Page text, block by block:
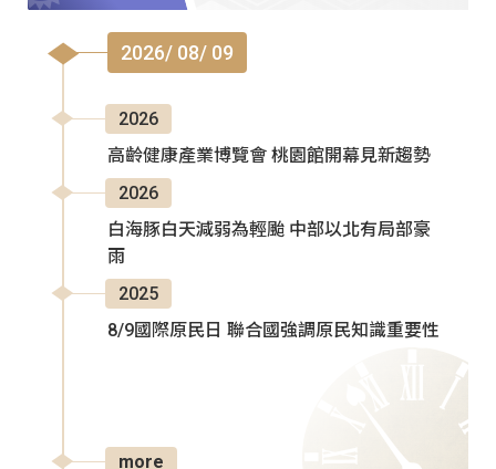
2026/ 08/ 09
2026
高齡健康產業博覽會 桃園館開幕見新趨勢
2026
白海豚白天減弱為輕颱 中部以北有局部豪
雨
2025
8/9國際原民日 聯合國強調原民知識重要性
more